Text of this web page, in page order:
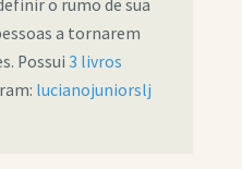
o rumo de sua
a tornarem
Possui 3 livros
lucianojuniorslj